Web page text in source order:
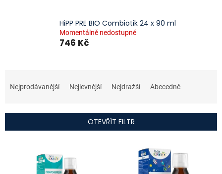
HiPP PRE BIO Combiotik 24 x 90 ml
Momentálně nedostupné
746 Kč
a
í
Nejprodávanější Nejlevnější Nejdražší Abecedně
OTEVŘÍT FILTR